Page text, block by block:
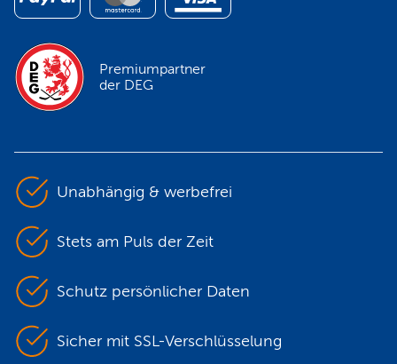
Premiumpartner
der DEG
Unabhängig & werbefrei
Stets am Puls der Zeit
Schutz persönlicher Daten
Sicher mit SSL-Verschlüsselung